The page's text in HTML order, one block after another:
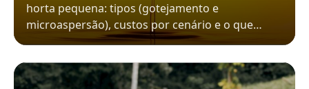
horta pequena: tipos (gotejamento e
microaspersão), custos por cenário e o que…